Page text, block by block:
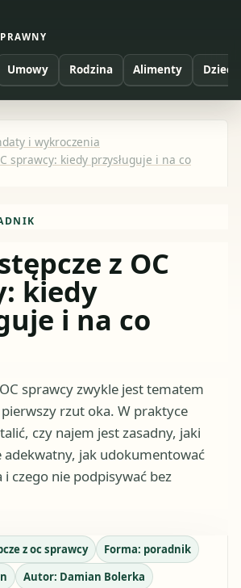
Umowy Rodzina Alimenty Dzieci
i wykroczenia
sprawcy: kiedy przysługuje i na co
z OC
kiedy
i na co
sprawcy zwykle jest tematem
rzut oka. W praktyce
czy najem jest zasadny, jaki
adekwatny, jak udokumentować
czego nie podpisywać bez
z oc sprawcy Forma: poradnik
Autor: Damian Bolerka